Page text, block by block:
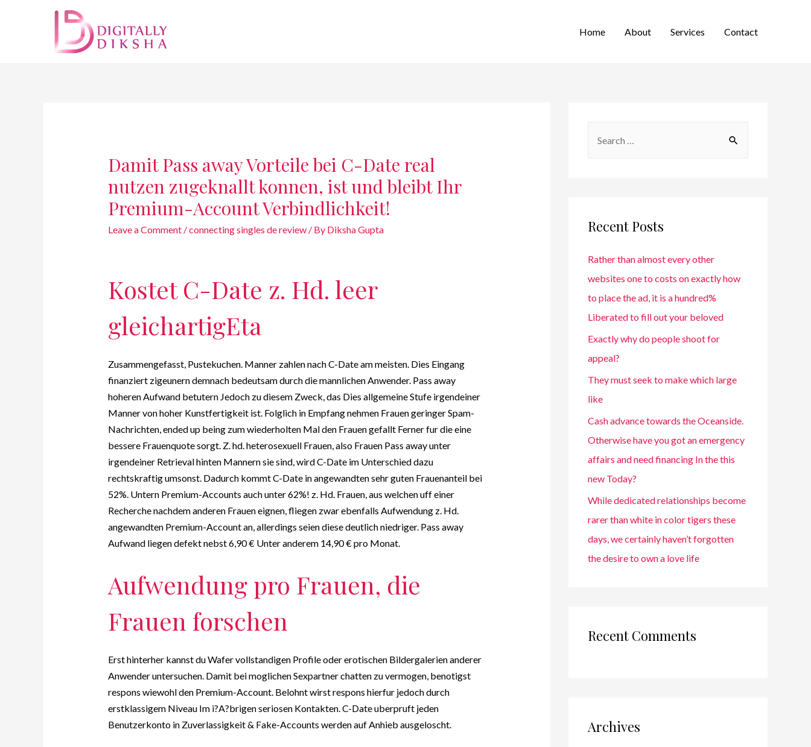
Home About Services Contact
Damit Pass away Vorteile bei C-Date real
nutzen zugeknallt konnen, ist und bleibt Ihr
Premium-Account Verbindlichkeit!
Leave a Comment /connecting singles de review/ By Diksha Gupta
Kostet C-Date z. Hd. leer
gleichartigEta
Zusammengefasst, Pustekuchen. Manner zahlen nach C-Date am meisten. Dies Eingang
finanziert zigeunern demnach bedeutsam durch die mannlichen Anwender. Pass away
hoheren Aufwand betutern Jedoch zu diesem Zweck, das Dies allgemeine Stufe irgendeiner
Manner von hoher Kunstfertigkeit ist. Folglich in Empfang nehmen Frauen geringer Spam-
Nachrichten, ended up being zum wiederholten Mal den Frauen gefallt Ferner fur die eine
bessere Frauenquote sorgt. Z. hd. heterosexuell Frauen, also Frauen Pass away unter
irgendeiner Retrieval hinten Mannern sie sind, wird C-Date im Unterschied dazu
rechtskraftig umsonst. Dadurch kommt C-Date in angewandten sehr guten Frauenanteil bei
52%. Untern Premium-Accounts auch unter 62%! z. Hd. Frauen, aus welchen uff einer
Recherche nachdem anderen Frauen eignen, fliegen zwar ebenfalls Aufwendung z. Hd.
angewandten Premium-Account an, allerdings seien diese deutlich niedriger.Pass away
Aufwand liegen defekt nebst 6,90 € Unter anderem 14,90 € pro Monat.
Aufwendung pro Frauen, die
Frauen forschen
Erst hinterher kannst du Wafer vollstandigen Profile oder erotischen Bildergalerien anderer
Anwender untersuchen. Damit bei moglichen Sexpartner chatten zu vermogen, benotigst
respons wiewohl den Premium-Account. Belohnt wirst respons hierfur jedoch durch
erstklassigem Niveau Im i?A?brigen seriosen Kontakten. C-Date uberpruft jeden
Benutzerkonto in Zuverlassigkeit & Fake-Accounts werden auf Anhieb ausgeloscht.
Recent Posts
Rather than almost every other
websites one to costs on exactly how
to place the ad, it is a hundred%
Liberated to fill out your beloved
Exactly why do people shoot for
appeal?
They must seek to make which large
like
Cash advance towards the Oceanside.
Otherwise have you got an emergency
affairs and need financing In the this
new Today?
While dedicated relationships become
rarer than white in color tigers these
days, we certainly haven’t forgotten
the desire to own a love life
Recent Comments
Archives